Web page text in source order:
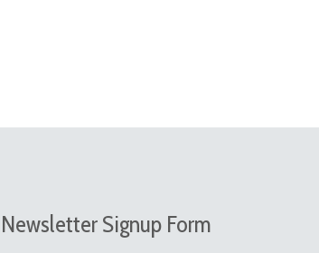
Newsletter Signup Form